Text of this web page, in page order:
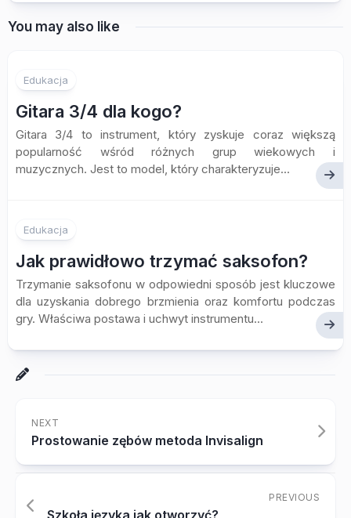
You may also like
Edukacja
Gitara 3/4 dla kogo?
Gitara 3/4 to instrument, który zyskuje coraz większą
popularność wśród różnych grup wiekowych i
muzycznych. Jest to model, który charakteryzuje...
Edukacja
Jak prawidłowo trzymać saksofon?
Trzymanie saksofonu w odpowiedni sposób jest kluczowe
dla uzyskania dobrego brzmienia oraz komfortu podczas
gry. Właściwa postawa i uchwyt instrumentu...
NEXT
Prostowanie zębów metoda Invisalign
PREVIOUS
Szkoła języka jak otworzyć?